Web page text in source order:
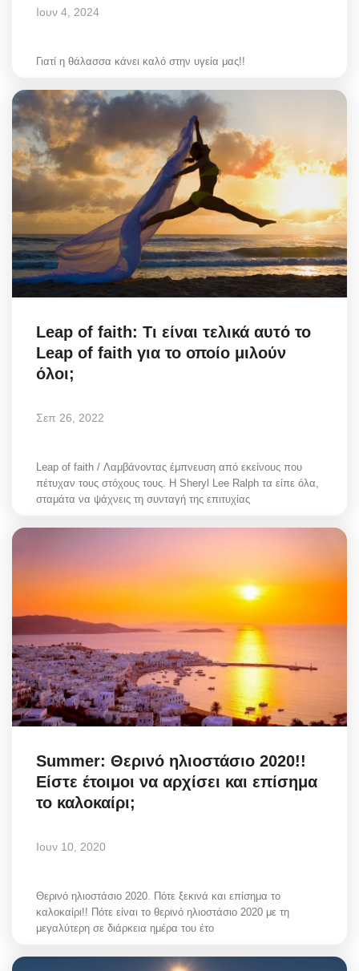
Ιουν 4, 2024
Γιατί η θάλασσα κάνει καλό στην υγεία μας!!
Leap of faith: Τι είναι τελικά αυτό το
Leap of faith για το οποίο μιλούν
όλοι;
Σεπ 26, 2022
Leap of faith / Λαμβάνοντας έμπνευση από εκείνους που
πέτυχαν τους στόχους τους. Η Sheryl Lee Ralph τα είπε όλα,
σταμάτα να ψάχνεις τη συνταγή της επιτυχίας
Summer: Θερινό ηλιοστάσιο 2020!!
Είστε έτοιμοι να αρχίσει και επίσημα
το καλοκαίρι;
Ιουν 10, 2020
Θερινό ηλιοστάσιο 2020. Πότε ξεκινά και επίσημα το
καλοκαίρι!! Πότε είναι το θερινό ηλιοστάσιο 2020 με τη
μεγαλύτερη σε διάρκεια ημέρα του έτο